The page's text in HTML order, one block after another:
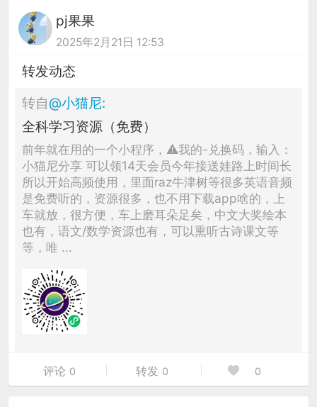
pj果果
2025年2月21日 12:53
转发动态
转自@小猫尼:
全科学习资源（免费）
前年就在用的一个小程序，⚠️我的-兑换码，输入：
小猫尼分享 可以领14天会员今年接送娃路上时间长
所以开始高频使用，里面raz牛津树等很多英语音频
是免费听的，资源很多，也不用下载app啥的，上
车就放，很方便，车上磨耳朵足矣，中文大奖绘本
也有，语文/数学资源也有，可以熏听古诗课文等
等，唯 ...
评论 0 转发 0 0